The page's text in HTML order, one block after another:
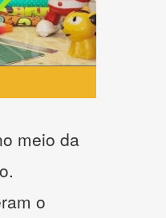
meio da
o